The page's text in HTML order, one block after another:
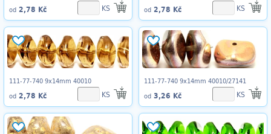
od 2,78 Kč KS
od 2,78 Kč KS
111-77-740 9x14mm 40010
od 2,78 Kč KS
111-77-740 9x14mm 40010/27141
od 3,26 Kč KS